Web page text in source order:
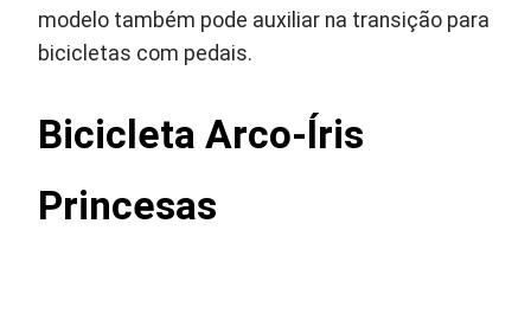
modelo também pode auxiliar na transição para
bicicletas com pedais.
Bicicleta Arco-Íris
Princesas